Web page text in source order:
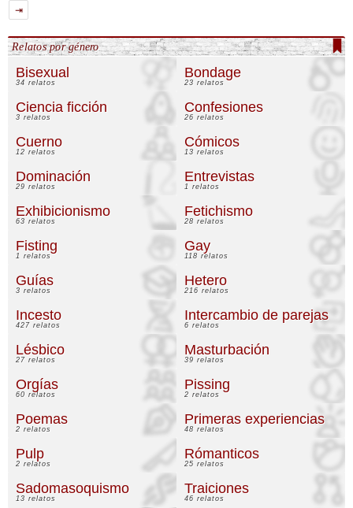
⇥
Relatos por género
Bisexual
34 relatos
Bondage
23 relatos
Ciencia ficción
3 relatos
Confesiones
26 relatos
Cuerno
12 relatos
Cómicos
13 relatos
Dominación
29 relatos
Entrevistas
1 relatos
Exhibicionismo
63 relatos
Fetichismo
28 relatos
Fisting
1 relatos
Gay
118 relatos
Guías
3 relatos
Hetero
216 relatos
Incesto
427 relatos
Intercambio de parejas
6 relatos
Lésbico
27 relatos
Masturbación
39 relatos
Orgías
60 relatos
Pissing
2 relatos
Poemas
2 relatos
Primeras experiencias
48 relatos
Pulp
2 relatos
Rómanticos
25 relatos
Sadomasoquismo
13 relatos
Traiciones
46 relatos